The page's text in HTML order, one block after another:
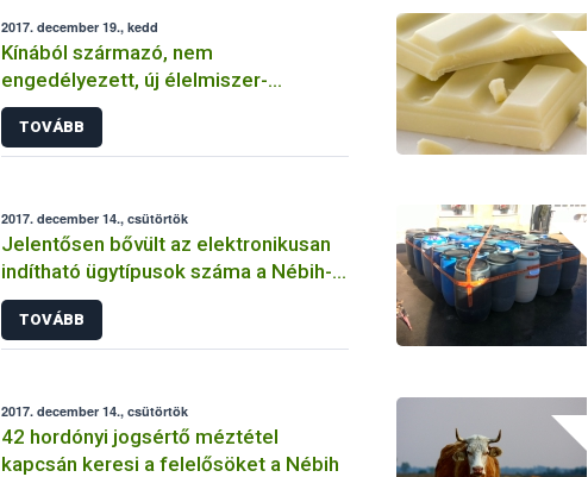
2017. december 19., kedd
Kínából származó, nem
engedélyezett, új élelmiszer-
összetevőt tartalmazó készítmény
kerülhetett forgalomba
TOVÁBB
2017. december 14., csütörtök
Jelentősen bővült az elektronikusan
indítható ügytípusok száma a Nébih-
nél
TOVÁBB
2017. december 14., csütörtök
42 hordónyi jogsértő méztétel
kapcsán keresi a felelősöket a Nébih